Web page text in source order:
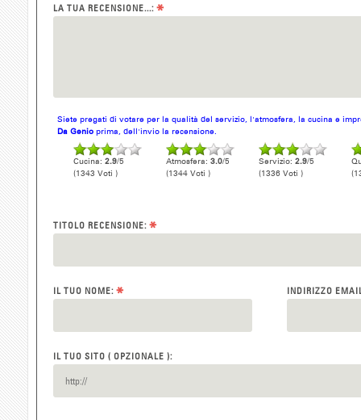
LA TUA RECENSIONE...: *
Siete pregati di votare per la qualità del servizio, l'atmosfera, la cucina e
Da Genio prima, dell'invio la recensione.
Cucina: 2.9/5
(1343 Voti )
Atmosfera: 3.0/5
(1344 Voti )
Servizio: 2.9/5
(1336 Voti )
TITOLO RECENSIONE: *
IL TUO NOME: * INDIRIZZO
IL TUO SITO ( OPZIONALE ):